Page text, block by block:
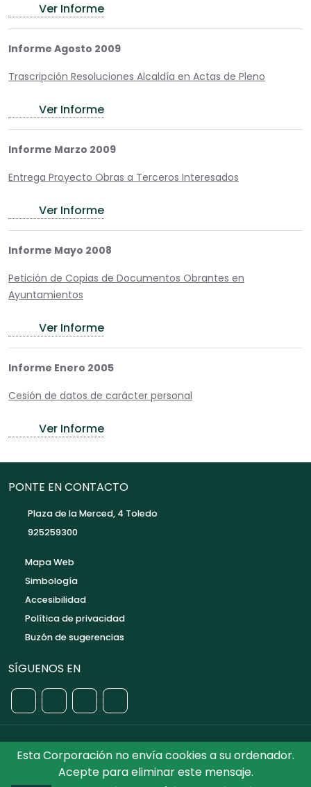
Esta Corporación no envía cookies a su ordenador.
Acepte para eliminar este mensaje.
Ver Informe
Informe Agosto 2009
Trascripción Resoluciones Alcaldía en Actas de Pleno
Ver Informe
Informe Marzo 2009
Entrega Proyecto Obras a Terceros Interesados
Ver Informe
Informe Mayo 2008
Petición de Copias de Documentos Obrantes en
Ayuntamientos
Ver Informe
Informe Enero 2005
Cesión de datos de carácter personal
Ver Informe
PONTE EN CONTACTO
Plaza de la Merced, 4 Toledo
925259300
Mapa Web
Simbología
Accesibilidad
Política de privacidad
Buzón de sugerencias
SÍGUENOS EN
©2026 Diputación de Toledo. Reservados todos los
Derechos. Diseñado por Diputación de Toledo